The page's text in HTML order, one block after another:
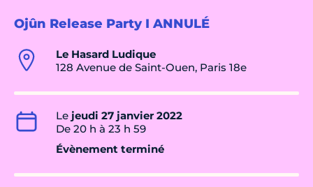
Ojûn Release Party I ANNULÉ
Le Hasard Ludique
128 Avenue de Saint-Ouen, Paris 18e
Le jeudi 27 janvier 2022
De 20 h à 23 h 59
Évènement terminé